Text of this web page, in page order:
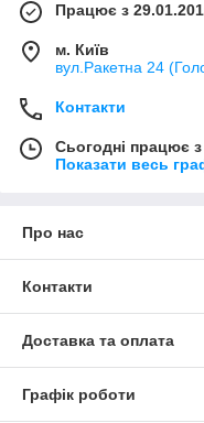
Працює з
м. Київ
вул.Ракетна 24
Контакти
Сьогодні працює
Показати весь
Про нас
Контакти
Доставка та оплата
Графік роботи